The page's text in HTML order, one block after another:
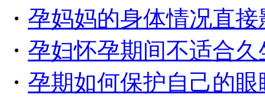
・ 孕妈妈的身体情况直
・ 孕妇怀孕期间不适合
・ 孕期如何保护自己的眼